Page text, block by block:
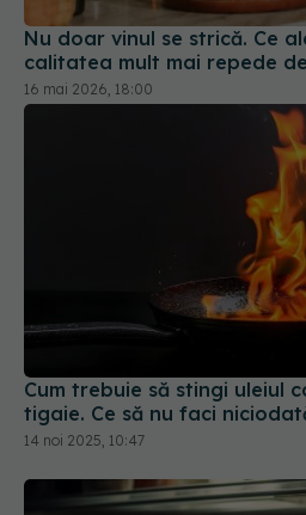
Nu doar vinul se strică. Ce
calitatea mult mai repede
16 mai 2026, 18:00
Cum trebuie să stingi uleiul
tigaie. Ce să nu faci
14 noi 2025, 10:47